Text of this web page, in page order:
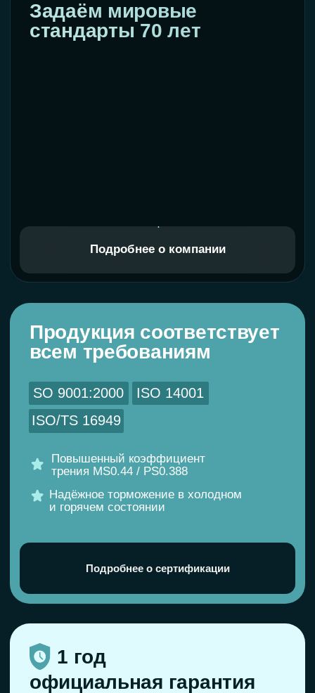
1 год
Также вам могут подойти
Не уверены, подойдет
ли деталь?
с вашим авто и подберём точный
артикул.
Помощь в подборе